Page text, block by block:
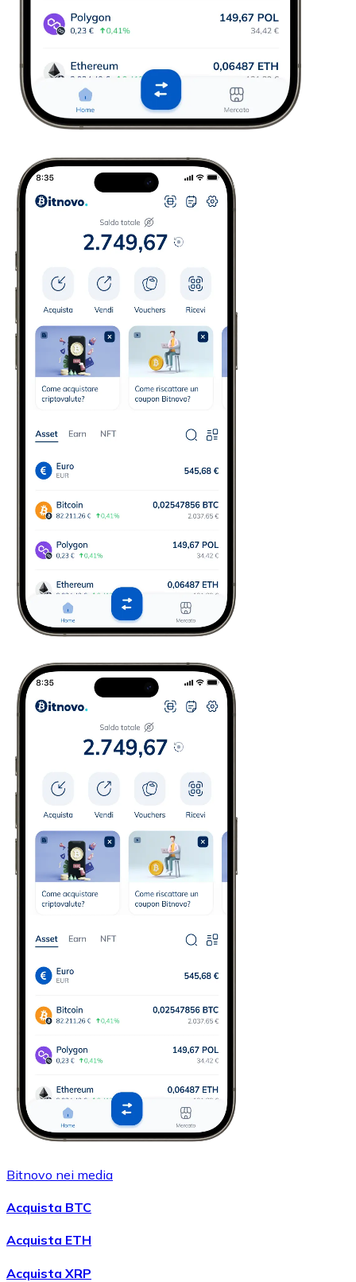
Bitnovo nei media
Acquista BTC
Acquista ETH
Acquista XRP